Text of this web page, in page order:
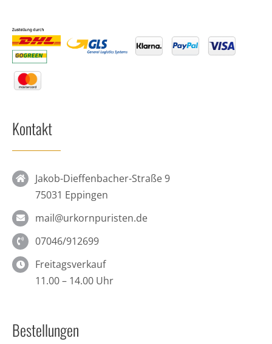
Kontakt
Jakob-Dieffenbacher-Straße 9
75031 Eppingen
mail@urkornpuristen.de
07046/912699
Freitagsverkauf
11.00 – 14.00 Uhr
Bestellungen